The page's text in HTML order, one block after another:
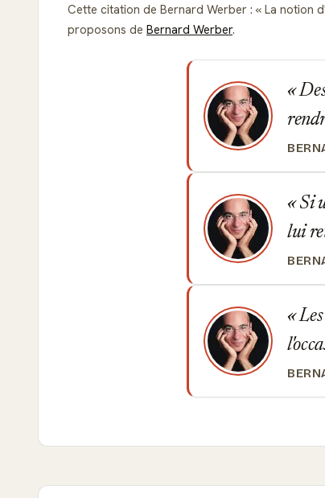
Cette citation de Bernard Werber : La notion
proposons de Bernard Werber.
Si
lui
Les